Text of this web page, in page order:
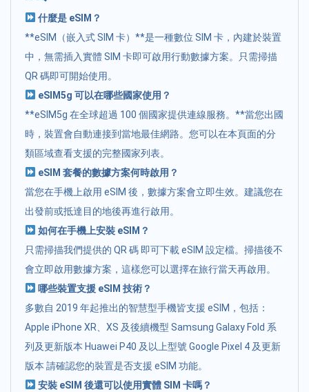
什麼是 eSIM？
**eSIM（嵌入式 SIM 卡）**是一種數位 SIM 卡，內建於裝置
中，無需插入實體 SIM 卡即可啟用行動數據方案。只需掃描
QR 碼即可開始使用。
eSIM5g 可以在哪些國家使用？
**eSIM5g 在全球超過 100 個國家提供連線服務。**當您出國
時，裝置會自動連接到當地最佳網路。您可以在本頁面的分
類區域查看支援的完整國家列表。
eSIM 套餐的數據方案何時啟用？
當您在手機上啟用 eSIM 後，數據方案會立即生效。建議您在
出發前或抵達目的地後再進行啟用。
如何在手機上安裝 eSIM？
只需掃描我們提供的 QR 碼 即可下載 eSIM 設定檔。掃描後不
會立即啟用數據方案，這樣您可以選擇在旅行當天再啟用。
哪些裝置支援 eSIM 技術？
多數自 2019 年起推出的智慧型手機皆支援 eSIM，包括：
Apple iPhone XR、XS 及後續機型 Samsung Galaxy Fold 系
列及更新版本 Huawei P40 及以上型號 Google Pixel 4 及更新
版本 請確認您的裝置是否支援 eSIM 功能。
安裝 eSIM 後還可以使用實體 SIM 卡嗎？